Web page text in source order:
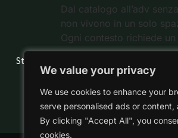
We value your privacy
We use cookies to enhance your
serve personalised ads or
By clicking "Accept All", you
cookies.
We value your privacy
We use cookies to enhance your
serve personalised ads or
By clicking "Accept All", you
cookies.
Dal catalogo all’adv
non vivono in un solo
Ogni contesto richiede
Studio Address: Corso Pietro Pisani n.67